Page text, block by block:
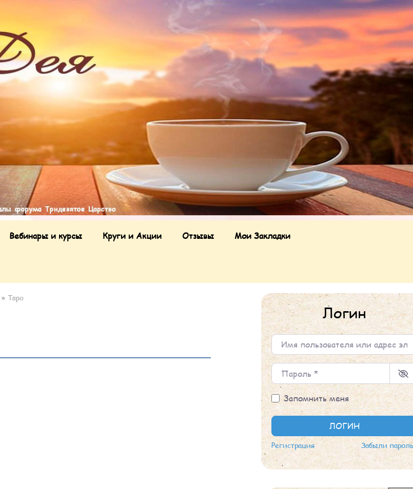
Вебинары и курсы Круги и Акции Отзывы Мои Закладки
» Таро
Логин
Имя пользователя или адрес
Пароль
Запомнить меня
ЛОГИН
Регистрация Забыли